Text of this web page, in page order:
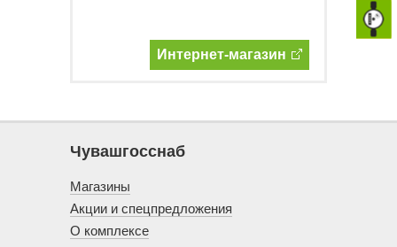
Интернет-магазин
Чувашгосснаб
Магазины
Акции и спецпредложения
О комплексе